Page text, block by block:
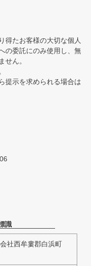
得たお客様の大切な個人
の委託にのみ使用し、無
せん。
提示を求められる場合は
識
社西牟婁郡白浜町